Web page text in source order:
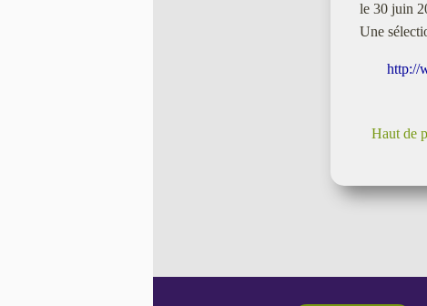
le 30 juin
Une
http://
Haut de